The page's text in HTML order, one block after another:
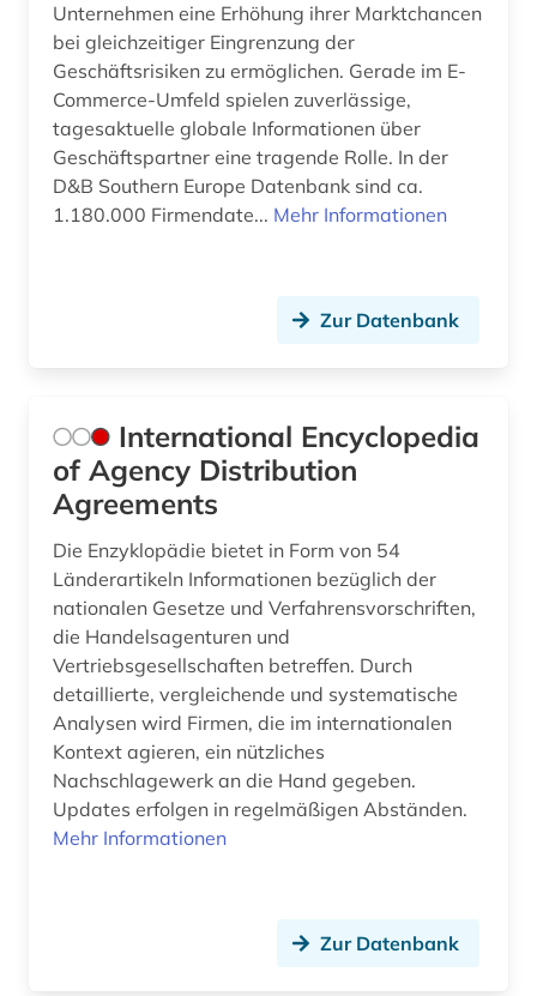
Unternehmen eine Erhöhung ihrer Marktchancen
bei gleichzeitiger Eingrenzung der
Geschäftsrisiken zu ermöglichen. Gerade im E-
Commerce-Umfeld spielen zuverlässige,
tagesaktuelle globale Informationen über
Geschäftspartner eine tragende Rolle. In der
D&B Southern Europe Datenbank sind ca.
1.180.000 Firmendate... Mehr Informationen
Zur Datenbank
International Encyclopedia
of Agency Distribution
Agreements
Die Enzyklopädie bietet in Form von 54
Länderartikeln Informationen bezüglich der
nationalen Gesetze und Verfahrensvorschriften,
die Handelsagenturen und
Vertriebsgesellschaften betreffen. Durch
detaillierte, vergleichende und systematische
Analysen wird Firmen, die im internationalen
Kontext agieren, ein nützliches
Nachschlagewerk an die Hand gegeben.
Updates erfolgen in regelmäßigen Abständen.
Mehr Informationen
Zur Datenbank